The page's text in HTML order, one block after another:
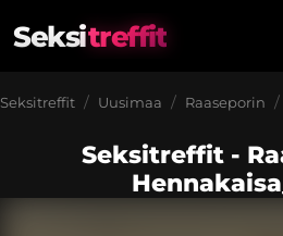
Seksitreffit
Seksitreffit Uusimaa Raaseporin
Seksitreffit -